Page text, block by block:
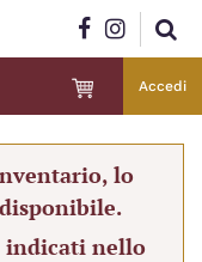
Accedi
lo
indicati nello